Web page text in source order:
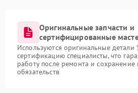
Оригинальные запчасти и
сертифицированные
Используются оригинальные
сертификацию специалисты, что
работу после ремонта и сохранение
обязательств